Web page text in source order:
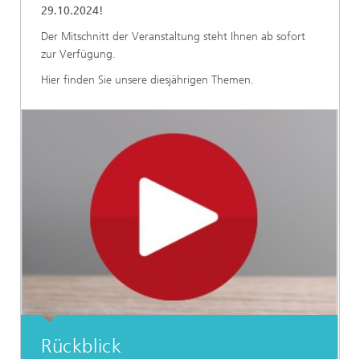
29.10.2024!
Der Mitschnitt der Veranstaltung steht Ihnen ab sofort
zur Verfügung.
Hier finden Sie unsere diesjährigen Themen.
Rückblick